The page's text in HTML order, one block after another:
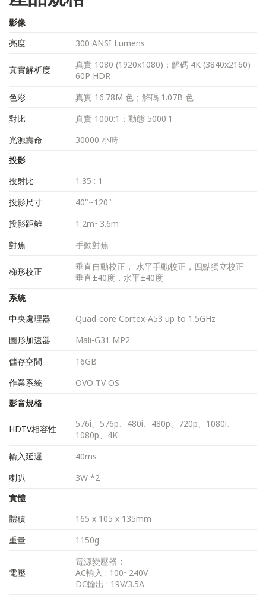
影像
亮度
300 ANSI Lumens
真實解析度
真實 1080 (1920x1080)；解碼 4K (3840x2160)
60P HDR
色彩
真實 16.78M 色；解碼 1.07B 色
對比
真實 1000:1；動態 5000:1
光源壽命
30000 小時
投影
投射比
1.35 : 1
投影尺寸
40"~120"
投影距離
1.2m~3.6m
對焦
手動對焦
梯形校正
垂直自動校正， 水平手動校正，四點獨立校正
垂直±40度，水平±40度
系統
中央處理器
Quad-core Cortex-A53 up to 1.5GHz
圖形加速器
Mali-G31 MP2
儲存空間
16GB
作業系統
OVO TV OS
影音規格
HDTV相容性
576i、576p、480i、480p、720p、1080i、
1080p、4K
輸入延遲
40ms
喇叭
3W *2
實體
體積
165 x 105 x 135mm
重量
1150g
電壓
電源變壓器：
AC輸入 : 100~240V
DC輸出 : 19V/3.5A